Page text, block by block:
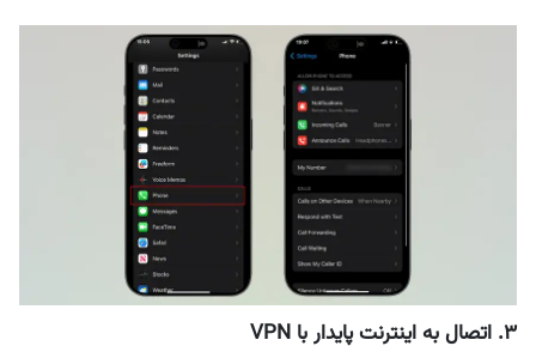
۳. اتصال به اینترنت پایدار با VPN